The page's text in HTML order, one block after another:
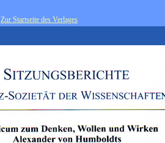
Zur Startseite des Verlages